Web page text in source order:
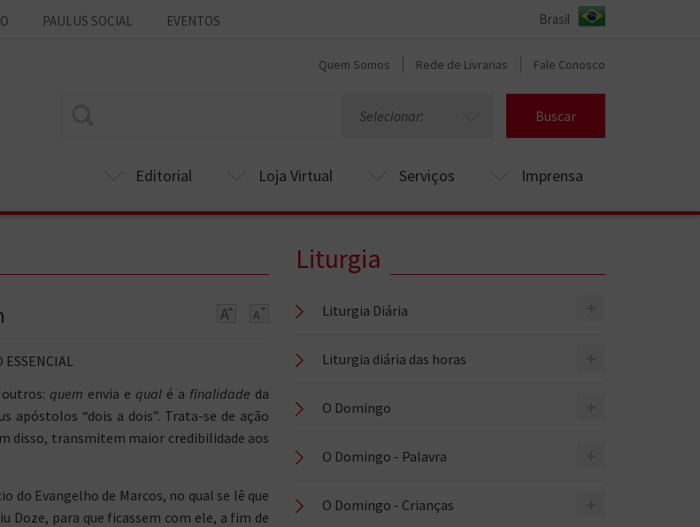
PAULUS SOCIAL EVENTOS
Quem Somos Rede de Livrarias Fale Conosco
Selecionar: Buscar
Editorial Loja Virtual Serviços Imprensa
ESSENCIAL
quem envia e qual é a finalidade da
apóstolos “dois a dois”. Trata-se de ação
disso, transmitem maior credibilidade aos
do Evangelho de Marcos, no qual se lê que
Doze, para que ficassem com ele, a fim de
Liturgia
Liturgia Diária
Liturgia diária das horas
O Domingo
O Domingo - Palavra
O Domingo - Crianças